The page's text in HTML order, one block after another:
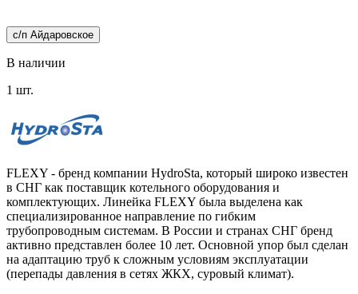
с/п Айдаровское
В наличии
1 шт.
FLEXY - бренд компании HydroSta, который широко известен
в СНГ как поставщик котельного оборудования и
комплектующих. Линейка FLEXY была выделена как
специализированное направление по гибким
трубопроводным системам. В России и странах СНГ бренд
активно представлен более 10 лет. Основной упор был сделан
на адаптацию труб к сложным условиям эксплуатации
(перепады давления в сетях ЖКХ, суровый климат).